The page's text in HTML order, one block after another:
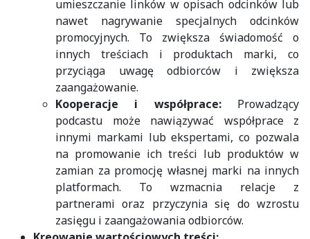
umieszczanie linków w opisach odcinków lub
nawet nagrywanie specjalnych odcinków
promocyjnych. To zwiększa świadomość o
innych treściach i produktach marki, co
przyciąga uwagę odbiorców i zwiększa
zaangażowanie.
Kooperacje i współprace:Prowadzący
podcastu może nawiązywać współprace z
innymi markami lub ekspertami, co pozwala
na promowanie ich treści lub produktów w
zamian za promocję własnej marki na innych
platformach. To wzmacnia relacje z
partnerami oraz przyczynia się do wzrostu
zasięgu i zaangażowania odbiorców.